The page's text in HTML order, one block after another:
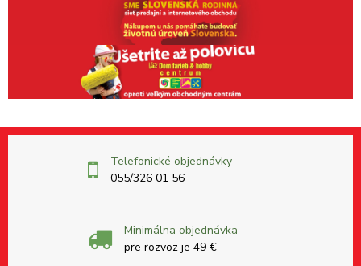
Telefonické objednávky
055/326 01 56
Minimálna objednávka
pre rozvoz je 49 €